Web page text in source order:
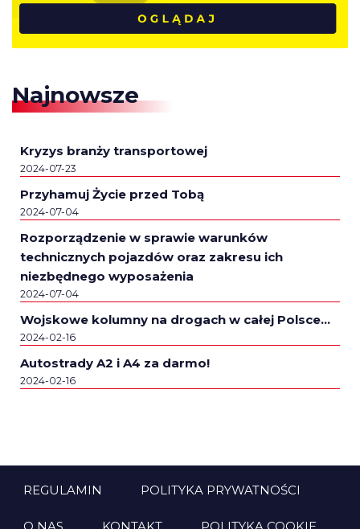
Najnowsze
Kryzys branży transportowej
2024-07-23
Przyhamuj Życie przed Tobą
2024-07-04
Rozporządzenie w sprawie warunków
technicznych pojazdów oraz zakresu ich
niezbędnego wyposażenia
2024-07-04
Wojskowe kolumny na drogach w całej Polsce…
2024-02-16
Autostrady A2 i A4 za darmo!
2024-02-16
REGULAMIN POLITYKA PRYWATNOŚCI